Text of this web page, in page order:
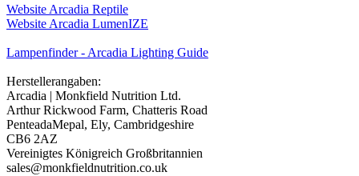
Website Arcadia Reptile
Website Arcadia LumenIZE
Lampenfinder - Arcadia Lighting Guide
Herstellerangaben:
Arcadia | Monkfield Nutrition Ltd.
Arthur Rickwood Farm, Chatteris Road
PenteadaMepal, Ely, Cambridgeshire
CB6 2AZ
Vereinigtes Königreich Großbritannien
sales@monkfieldnutrition.co.uk